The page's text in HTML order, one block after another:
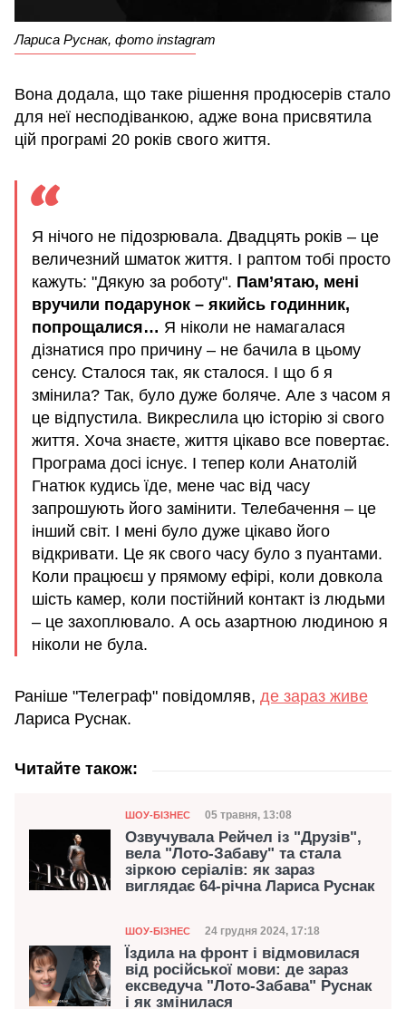
Лариса Руснак, фото instagram
Вона додала, що таке рішення продюсерів стало
для неї несподіванкою, адже вона присвятила
цій програмі 20 років свого життя.
Я нічого не підозрювала. Двадцять років – це
величезний шматок життя. І раптом тобі просто
кажуть: "Дякую за роботу". Пам’ятаю, мені
вручили подарунок – якийсь годинник,
попрощалися… Я ніколи не намагалася
дізнатися про причину – не бачила в цьому
сенсу. Сталося так, як сталося. І що б я
змінила? Так, було дуже боляче. Але з часом я
це відпустила. Викреслила цю історію зі свого
життя. Хоча знаєте, життя цікаво все повертає.
Програма досі існує. І тепер коли Анатолій
Гнатюк кудись їде, мене час від часу
запрошують його замінити. Телебачення – це
інший світ. І мені було дуже цікаво його
відкривати. Це як свого часу було з пуантами.
Коли працюєш у прямому ефірі, коли довкола
шість камер, коли постійний контакт із людьми
– це захоплювало. А ось азартною людиною я
ніколи не була.
Раніше "Телеграф" повідомляв, де зараз живе
Лариса Руснак.
Читайте також:
Категорія
ШОУ-БІЗНЕС Дата публікації
05 травня, 13:08
Озвучувала Рейчел із "Друзів",
вела "Лото-Забаву" та стала
зіркою серіалів: як зараз
виглядає 64-річна Лариса Руснак
Категорія
ШОУ-БІЗНЕС Дата публікації
24 грудня 2024, 17:18
Їздила на фронт і відмовилася
від російської мови: де зараз
ексведуча "Лото-Забава" Руснак
і як змінилася